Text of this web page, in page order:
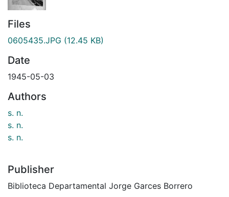
Files
0605435.JPG (12.45 KB)
Date
1945-05-03
Authors
s. n.
s. n.
s. n.
Publisher
Biblioteca Departamental Jorge Garces Borrero